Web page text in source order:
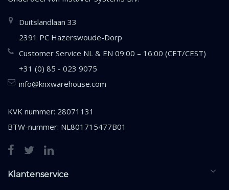
Duitslandlaan 33
2391 PC Hazerswoude-Dorp
Customer Service NL & EN 09:00 – 16:00 (CET/CEST)
+31 (0) 85 - 023 9075
info@knxwarehouse.com
KVK nummer: 28071131
BTW-nummer: NL801715477B01
Klantenservice